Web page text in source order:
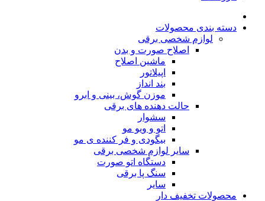
دسته بندی محصولات
لوازم شخصی برقی
اصلاح صورت و بدن
ماشین اصلاح
اپیلاتور
بند انداز
موزن گوش، بینی و ابرو
حالت دهنده های برقی
سشوار
اتو و ویو مو
بیگودی و فر کننده ی مو
سایر لوازم شخصی برقی
دستگاه اتو صورت
سنگ پا برقی
سایر
محصولات تخفیف دار